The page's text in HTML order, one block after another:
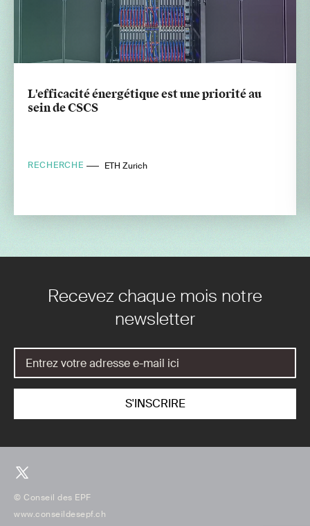
L'efficacité énergétique est une priorité au
sein de CSCS
RECHERCHE ETH Zurich
Recevez chaque mois notre
newsletter
© Conseil des EPF
www.conseildesepf.ch